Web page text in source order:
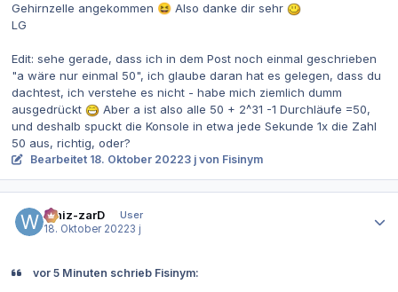
Gehirnzelle angekommen 😆 Also danke dir sehr
LG
Edit: sehe gerade, dass ich in dem Post noch einmal geschrieben
"a wäre nur einmal 50", ich glaube daran hat es gelegen, dass du
dachtest, ich verstehe es nicht - habe mich ziemlich dumm
ausgedrückt
Aber a ist also alle 50 + 2^31 -1 Durchläufe =50,
und deshalb spuckt die Konsole in etwa jede Sekunde 1x die Zahl
50 aus, richtig, oder?
Bearbeitet 18. Oktober 20223 j von Fisinym
Whiz-zarD
User
18. Oktober 20223 j
vor 5 Minuten schrieb Fisinym: